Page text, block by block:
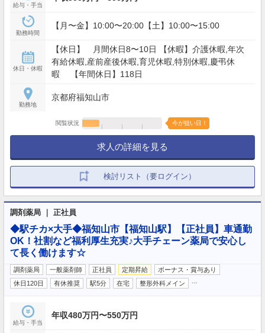
給与・手当
勤務時間
【月〜金】10:00〜20:00【土】10:00〜15:00
休日・休暇
【休日】 月間休日8〜10日 【休暇】介護休暇,年次
有給休暇,産前産後休暇,育児休暇,特別休暇,慶弔休
暇 【年間休日】118日
勤務地
京都府福知山市
閲覧状況 今が狙い目！
求人の詳細を見る
検討リスト（要ログイン）
調剤薬局 ｜ 正社員
◆駅チカ×大手◆福知山市【福知山駅】【正社員】車通勤
OK！社割など福利厚生充実♪大手チェーン薬局で安心し
て長く働けます☆
調剤薬局 一般薬剤師 正社員 定期昇給
ボーナス・賞与あり
休日120日
有休推奨 駅5分 在宅 整形外科メイン
給与・手当
年収480万円〜550万円